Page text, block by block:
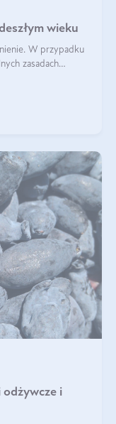
wieku
W przypadku
zasadach
odżywcze i